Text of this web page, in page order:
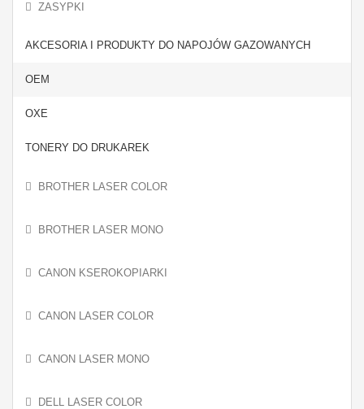
ZASYPKI
AKCESORIA I PRODUKTY DO NAPOJÓW GAZOWANYCH
OEM
OXE
TONERY DO DRUKAREK
BROTHER LASER COLOR
BROTHER LASER MONO
CANON KSEROKOPIARKI
CANON LASER COLOR
CANON LASER MONO
DELL LASER COLOR